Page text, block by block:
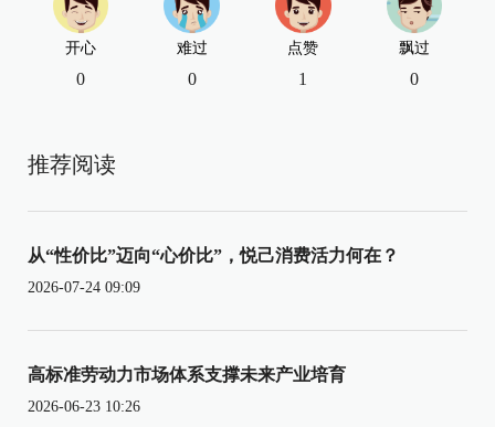
开心
0
难过
0
点赞
1
飘过
0
推荐阅读
从“性价比”迈向“心价比”，悦己消费活力何在？
2026-07-24 09:09
高标准劳动力市场体系支撑未来产业培育
2026-06-23 10:26